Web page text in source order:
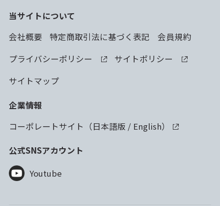
当サイトについて
会社概要
特定商取引法に基づく表記
会員規約
プライバシーポリシー
サイトポリシー
サイトマップ
企業情報
コーポレートサイト（日本語版 / English）
公式SNSアカウント
Youtube